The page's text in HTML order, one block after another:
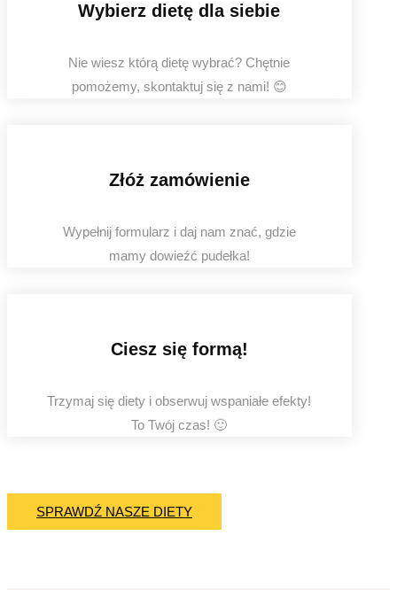
Wybierz dietę dla siebie
Nie wiesz którą dietę wybrać? Chętnie
pomożemy, skontaktuj się z nami! 😊
Złóż zamówienie
Wypełnij formularz i daj nam znać, gdzie
mamy dowieźć pudełka!
Ciesz się formą!
Trzymaj się diety i obserwuj wspaniałe efekty!
To Twój czas! 🙂
SPRAWDŹ NASZE DIETY